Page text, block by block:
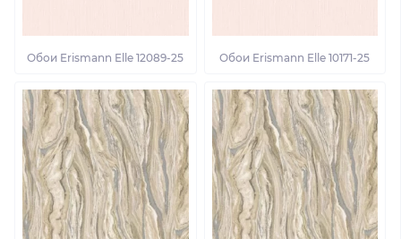
Обои Erismann Elle 12089-25 Обои Erismann Elle 10171-25